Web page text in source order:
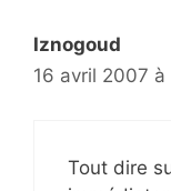
Iznogoud
16 avril 2007 à
Tout dire